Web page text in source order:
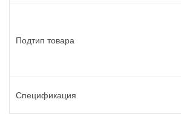
Подтип товара
Спецификация